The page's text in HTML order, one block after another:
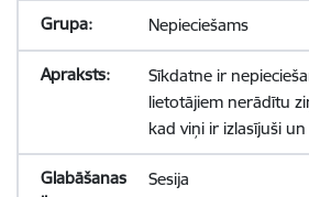
Nepieciešams
Sīkdatne ir
lietotājiem nerādītu
kad viņi ir izlasījuši
Sesija